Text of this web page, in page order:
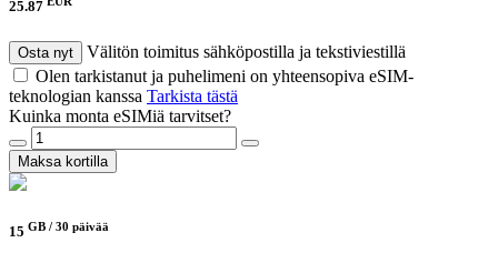
25.87
Osta nyt
Välitön toimitus sähköpostilla ja tekstiviestillä
Olen tarkistanut ja puhelimeni on yhteensopiva eSIM-
teknologian kanssa Tarkista tästä
Kuinka monta eSIMiä tarvitset?
Maksa kortilla
15 GB / 30 päivää